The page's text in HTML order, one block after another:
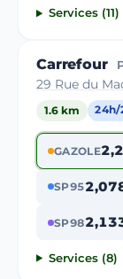
Services (11)
Carrefour
29 Rue du
1.6 km 24h/
GAZOLE
SP95
SP98
Services (8)